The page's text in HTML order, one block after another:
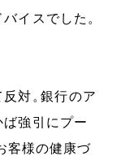
イスでした 。
反対 。銀行のア
ば強引にプー
客様の健康づ